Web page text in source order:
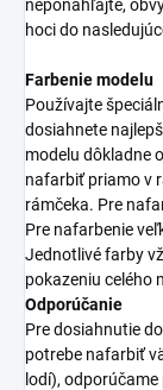
neponáhľajte,
hoci do
Farbenie modelu
Používajte
dosiahnete
modelu dôkladne
nafarbiť priamo v
rámčeka. Pre
Pre nafarbenie
Jednotlivé farby
pokazeniu celého
Odporúčanie
Pre dosiahnutie
potrebe nafarbiť
lodí),